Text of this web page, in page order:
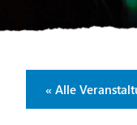
« Alle